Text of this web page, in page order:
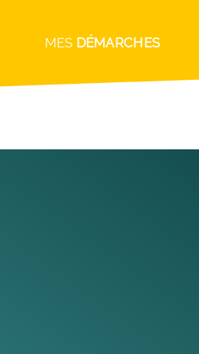
MES DÉMARCHES